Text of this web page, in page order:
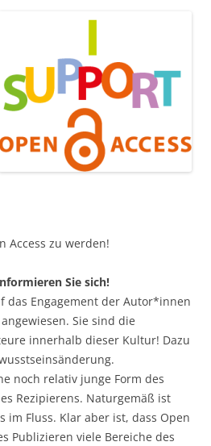
Access zu werden!
Sie sich!
das Engagement der Autor*innen
Sie sind die
innerhalb dieser Kultur! Dazu
noch relativ junge Form des
Rezipierens. Naturgemäß ist
im Fluss. Klar aber ist, dass Open
Publizieren viele Bereiche des